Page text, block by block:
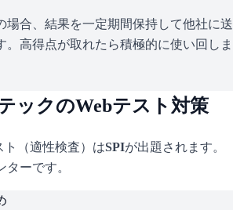
場合、結果を一定期間保持して他社に送
。高得点が取れたら積極的に使い回しま
ックのWebテスト対策
ト（適性検査）はSPIが出題されます。
ーです。